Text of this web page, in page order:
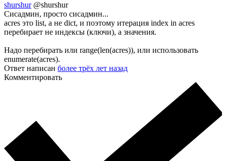
shurshur @shurshur
Сисадмин, просто сисадмин...
acres это list, а не dict, и поэтому итерация index in acres
перебирает не индексы (ключи), а значения.
Надо перебирать или range(len(acres)), или использовать
enumerate(acres).
Ответ написан более трёх лет назад
Комментировать